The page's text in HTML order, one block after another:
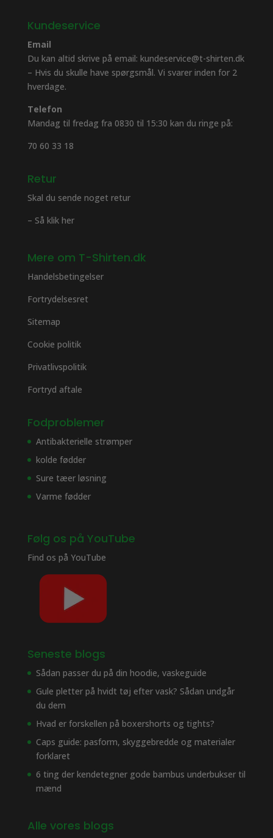
Kundeservice
Email
Du kan altid skrive på email: kundeservice@t-shirten.dk
– Hvis du skulle have spørgsmål. Vi svarer inden for 2
hverdage.
Telefon
Mandag til fredag fra 0830 til 15:30 kan du ringe på:
70 60 33 18
Retur
Skal du sende noget retur
– Så klik her
Mere om T-Shirten.dk
Handelsbetingelser
Fortrydelsesret
Sitemap
Cookie politik
Privatlivspolitik
Fortryd aftale
Fodproblemer
Antibakterielle strømper
kolde fødder
Sure tæer løsning
Varme fødder
Følg os på YouTube
Find os på YouTube
Seneste blogs
Sådan passer du på din hoodie, vaskeguide
Gule pletter på hvidt tøj efter vask? Sådan undgår
du dem
Hvad er forskellen på boxershorts og tights?
Caps guide: pasform, skyggebredde og materialer
forklaret
6 ting der kendetegner gode bambus underbukser til
mænd
Alle vores blogs